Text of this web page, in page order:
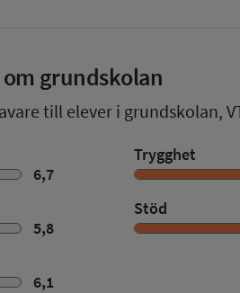
grundskolan
till elever i grundskolan,
6,7
Trygghet
5,8
Stöd
6,1